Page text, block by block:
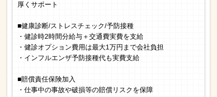
厚くサポート
■健康診断/ストレスチェック/予防接種
・健診時2時間分給与＋交通費実費を支給
・健診オプション費用は最大1万円まで会社負担
・インフルエンザ予防接種代も実費支給
■賠償責任保険加入
・仕事中の事故や破損等の賠償リスクを保障